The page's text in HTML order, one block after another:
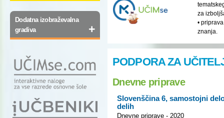
Dodatna izobraževalna
gradiva
+
za
•
znanja.
PODPORA ZA
Dnevne priprave
Slovenščina 6, samostojni
delih
Dnevne priprave - 2020